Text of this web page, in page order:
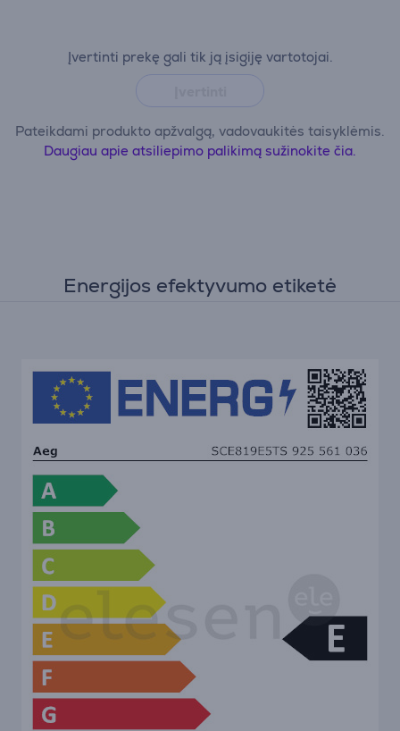
Įvertinti prekę gali tik ją įsigiję vartotojai.
Pateikdami produkto apžvalgą, vadovaukitės taisyklėmis.
Daugiau apie atsiliepimo palikimą sužinokite čia.
Energijos efektyvumo etiketė